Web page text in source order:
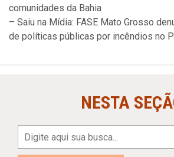
comunidades da Bahia
– Saiu na Mídia: FASE Mato Grosso
de políticas públicas por incêndios no
NESTA